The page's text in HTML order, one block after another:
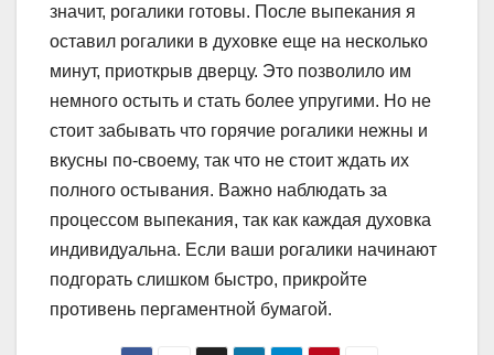
значит, рогалики готовы. После выпекания я
оставил рогалики в духовке еще на несколько
минут, приоткрыв дверцу. Это позволило им
немного остыть и стать более упругими. Но не
стоит забывать что горячие рогалики нежны и
вкусны по-своему, так что не стоит ждать их
полного остывания. Важно наблюдать за
процессом выпекания, так как каждая духовка
индивидуальна. Если ваши рогалики начинают
подгорать слишком быстро, прикройте
противень пергаментной бумагой.